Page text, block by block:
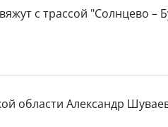
с трассой "Солнцево –
области Александр